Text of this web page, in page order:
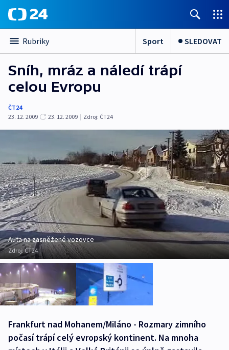
Rubriky Sport SLEDOVAT
Sníh, mráz a náledí trápí
celou Evropu
ČT24
23. 12. 2009
23. 12. 2009 | Zdroj: ČT24
Auta na zasněžené vozovce
Zdroj:ČT24
Frankfurt nad Mohanem/Miláno - Rozmary zimního
počasí trápí celý evropský kontinent. Na mnoha